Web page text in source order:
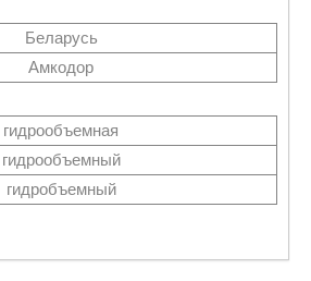
Беларусь
Амкодор
гидрообъемная
гидрообъемный
гидробъемный